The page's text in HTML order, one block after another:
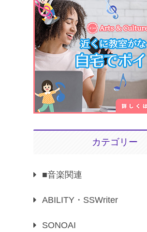
カテゴリー
■音楽関連
ABILITY・SSWriter
SONOAI